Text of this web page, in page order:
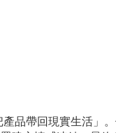
品帶回現實生活」